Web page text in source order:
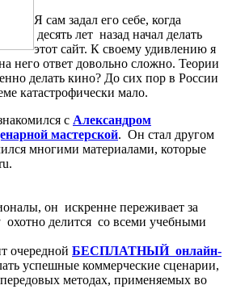
Я сам задал его себе, когда
десять лет назад начал делать
этот сайт. К своему удивлению я
него ответ довольно сложно. Теории
делать кино? До сих пор в России
катастрофически мало.
с Александром
мастерской. Он стал другом
многими материалами, которые
он искренне переживает за
охотно делится со всеми учебными
очередной БЕСПЛАТНЫЙ онлайн-
успешные коммерческие сценарии,
методах, применяемых во